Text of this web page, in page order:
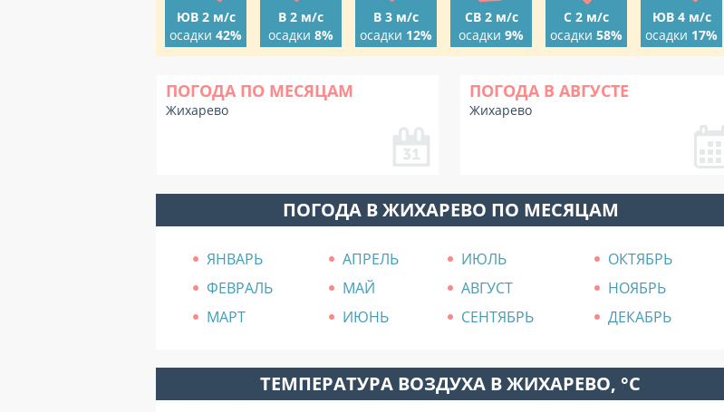
ЮВ 2 м/с
осадки 42%
В 2 м/с
осадки 8%
В 3 м/с
осадки 12%
СВ 2 м/с
осадки 9%
С 2 м/с
осадки 58%
ЮВ 4 м/с
осадки 17%
ПОГОДА ПО МЕСЯЦАМ
Жихарево
ПОГОДА В АВГУСТЕ
Жихарево
ПОГОДА В ЖИХАРЕВО ПО МЕСЯЦАМ
ЯНВАРЬ АПРЕЛЬ ИЮЛЬ
ОКТЯБРЬ
ФЕВРАЛЬ
МАЙ АВГУСТ
НОЯБРЬ
МАРТ
ИЮНЬ СЕНТЯБРЬ ДЕКАБРЬ
ТЕМПЕРАТУРА ВОЗДУХА В ЖИХАРЕВО, °C